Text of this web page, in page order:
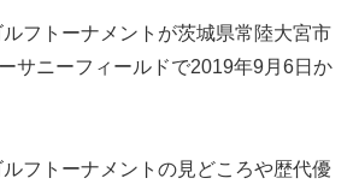
フトーナメントが茨城県常陸大宮市
サニーフィールドで2019年9月6日か
フトーナメントの見どころや歴代優